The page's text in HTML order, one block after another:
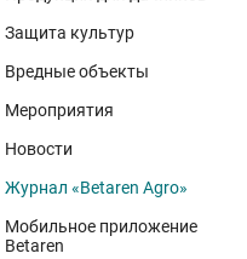
Защита культур
Вредные объекты
Мероприятия
Новости
Журнал «Betaren Agro»
Мобильное приложение
Betaren